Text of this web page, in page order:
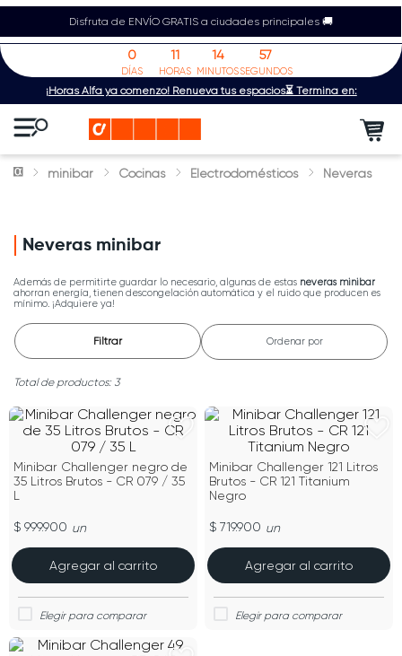
Disfruta de ENVÍO GRATIS a ciudades principales 🚚
¡Horas Alfa ya comenzó! Renueva tus espacios⏳ Termina en:
0
DÍAS
11
HORAS
14
MINUTOS
57
SEGUNDOS
minibar Cocinas Electrodomésticos Neveras
Neveras minibar
Además de permitirte guardar lo necesario, algunas de estas neveras minibar
ahorran energía, tienen descongelación automática y el ruido que producen es
mínimo. ¡Adquiere ya!
Filtrar Ordenar por
3
Minibar Challenger negro de
35 Litros Brutos - CR 079 / 35
L
$ 999.900 un
Agregar al carrito
Minibar Challenger 121 Litros
Brutos - CR 121 Titanium
Negro
$ 719.900 un
Agregar al carrito